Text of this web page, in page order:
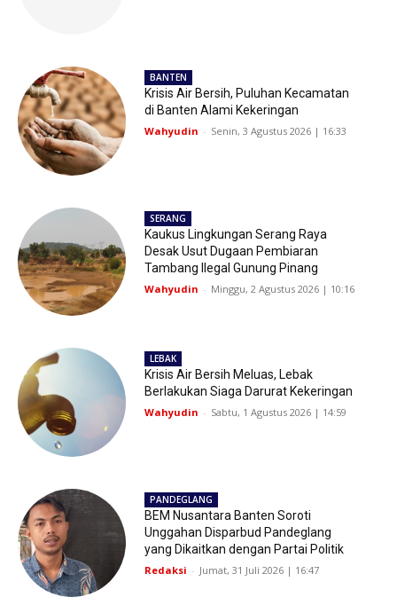
BANTEN
Krisis Air Bersih, Puluhan Kecamatan
di Banten Alami Kekeringan
Wahyudin - Senin, 3 Agustus 2026 | 16:33
SERANG
Kaukus Lingkungan Serang Raya
Desak Usut Dugaan Pembiaran
Tambang Ilegal Gunung Pinang
Wahyudin - Minggu, 2 Agustus 2026 | 10:16
LEBAK
Krisis Air Bersih Meluas, Lebak
Berlakukan Siaga Darurat Kekeringan
Wahyudin - Sabtu, 1 Agustus 2026 | 14:59
PANDEGLANG
BEM Nusantara Banten Soroti
Unggahan Disparbud Pandeglang
yang Dikaitkan dengan Partai Politik
Redaksi - Jumat, 31 Juli 2026 | 16:47